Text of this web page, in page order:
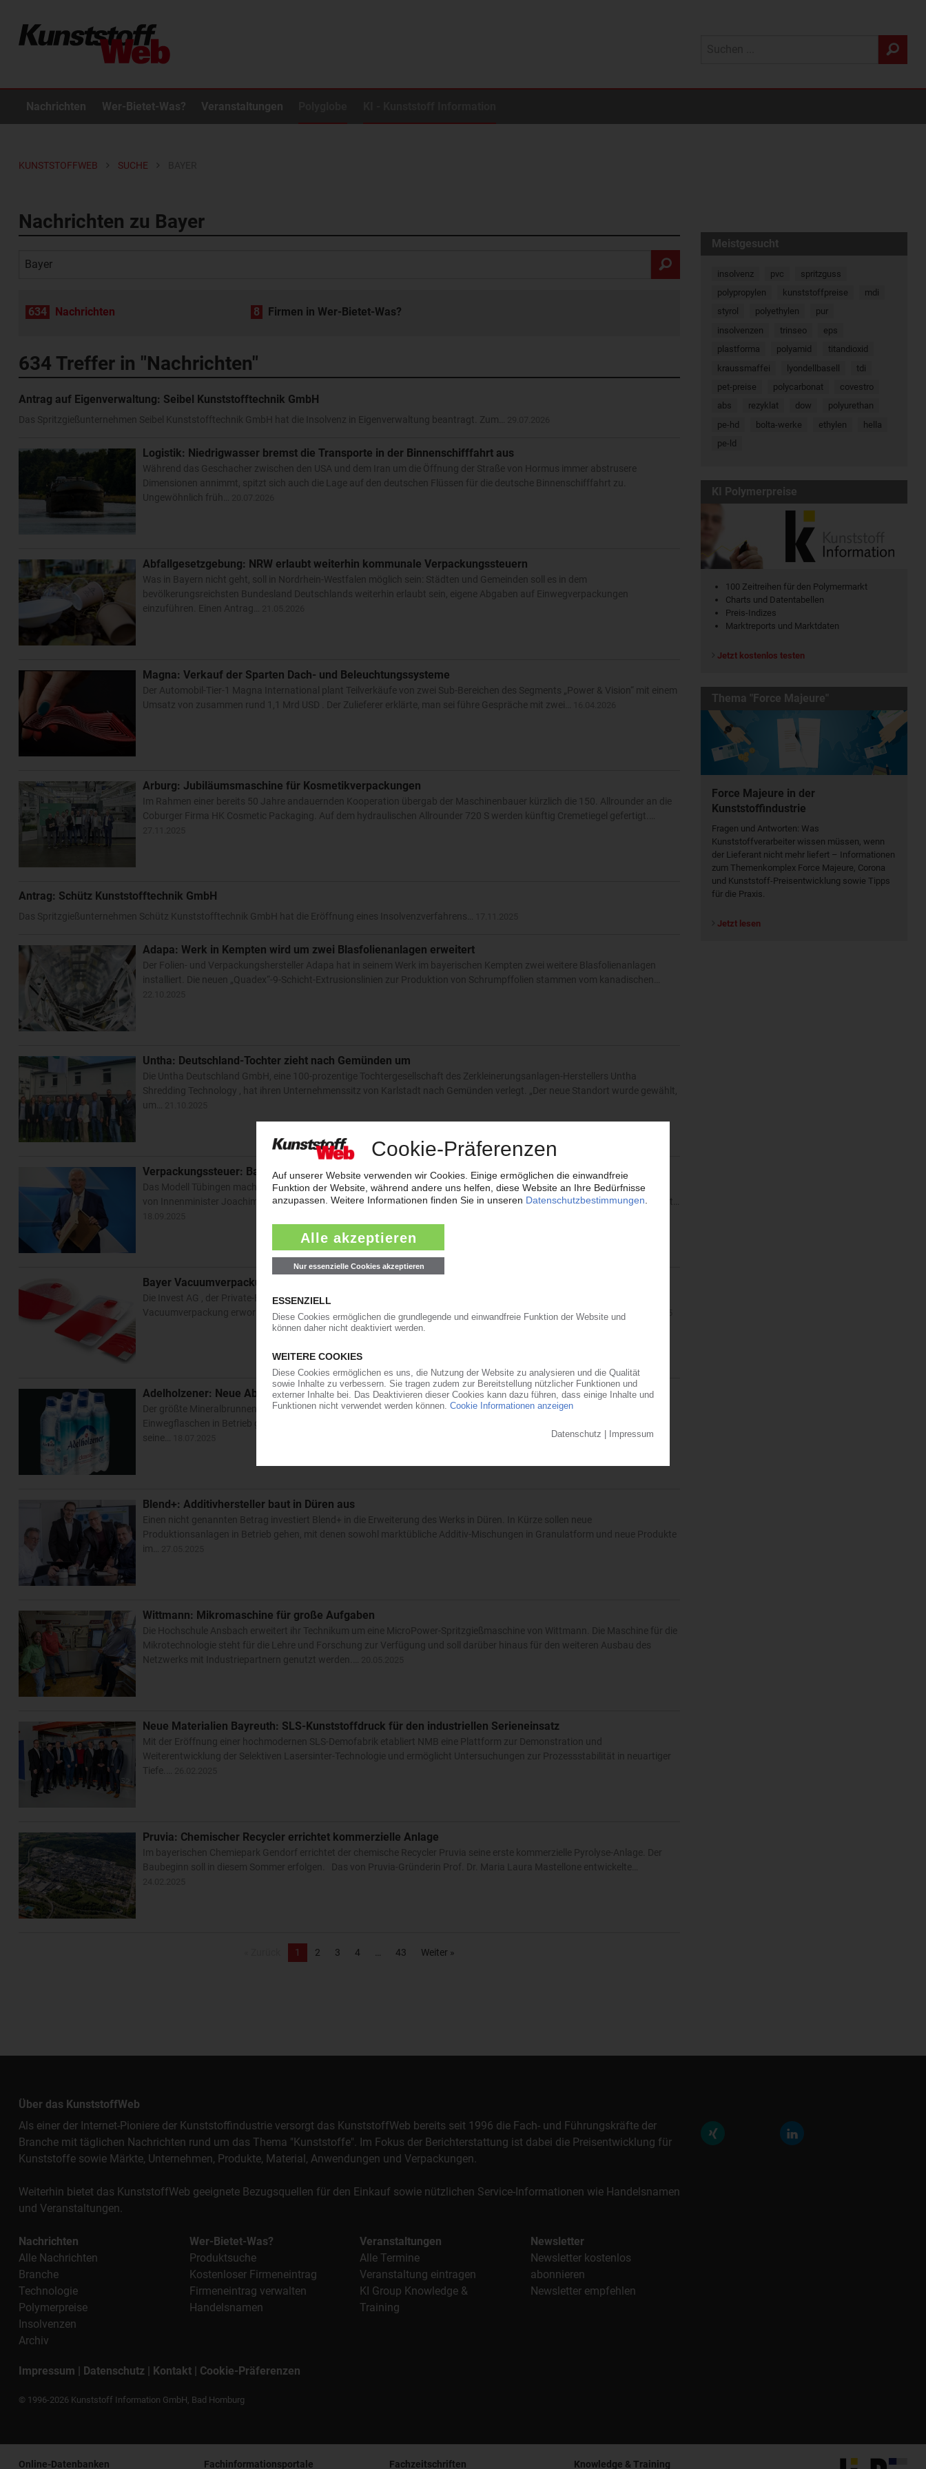
Nachrichten Wer-Bietet-Was? Veranstaltungen
KUNSTSTOFFWEB SUCHE
Nachrichten zu Bayer
634 Nachrichten 8 Firmen in Wer-Bietet-Was?
634 Treffer in "Nachrichten"
Antrag auf Eigenverwaltung: Seibel Kunststofftechnik GmbH
Das Spritzgießunternehmen Seibel Kunststofftechnik GmbH hat die Insolvenz in Eigenverwaltung beantragt. Zum…
Logistik: Niedrigwasser bremst die Transporte in der Binnenschifffahrt aus
Während das Geschacher zwischen den USA und dem Iran um die Öffnung der Straße von Hormus immer abstrusere
Dimensionen annimmt, spitzt sich auch die Lage auf den deutschen Flüssen für die deutsche Binnenschifffahrt zu.
Ungewöhnlich früh…
Abfallgesetzgebung: NRW erlaubt weiterhin kommunale Verpackungssteuern
Was in Bayern nicht geht, soll in Nordrhein-Westfalen möglich sein: Städten und Gemeinden soll es in dem
bevölkerungsreichsten Bundesland Deutschlands weiterhin erlaubt sein, eigene Abgaben auf Einwegverpackungen
einzuführen. Einen Antrag…
Magna: Verkauf der Sparten Dach- und Beleuchtungssysteme
Der Automobil-Tier-1 Magna International plant Teilverkäufe von zwei Sub-Bereichen des Segments „Power & Vision“ mit einem
Umsatz von zusammen rund 1,1 Mrd USD . Der Zulieferer erklärte, man sei führe Gespräche mit zwei…
Arburg: Jubiläumsmaschine für Kosmetikverpackungen
Im Rahmen einer bereits 50 Jahre andauernden Kooperation übergab der Maschinenbauer kürzlich die 150. Allrounder an die
Coburger Firma HK Cosmetic Packaging. Auf dem hydraulischen Allrounder 720 S werden künftig Cremetiegel gefertigt.…
Antrag: Schütz Kunststofftechnik GmbH
Das Spritzgießunternehmen Schütz Kunststofftechnik GmbH hat die Eröffnung eines Insolvenzverfahrens…
Adapa: Werk in Kempten wird um zwei Blasfolienanlagen erweitert
Der Folien- und Verpackungshersteller Adapa hat in seinem Werk im bayerischen Kempten zwei weitere Blasfolienanlagen
installiert. Die neuen „Quadex“-9-Schicht-Extrusionslinien zur Produktion von Schrumpffolien stammen vom kanadischen…
Untha: Deutschland-Tochter zieht nach Gemünden um
Die Untha Deutschland GmbH, eine 100-prozentige Tochtergesellschaft des Zerkleinerungsanlagen-Herstellers Untha
Shredding Technology , hat ihren Unternehmenssitz von Karlstadt nach Gemünden verlegt. „Der neue Standort wurde gewählt,
um…
Verpackungssteuer: Bayern verbietet Einführung
Das Modell Tübingen macht Schule, aber nicht in Bayern: Der dortige Ministerrat hat Anfang September 2025 auf Vorschlag
von Innenminister Joachim Herrmann beschlossen, kommunale Verpackungssteuern im Freistaat zu verbieten. Grundlage ist…
Bayer Vacuumverpackung: Private-Equity-Fonds beteiligt sich
Die Invest AG , der Private-Equity-Arm der Raiffeisenlandesbank Oberösterreich, hat eine Minderheitsbeteiligung an Bayer
Vacuumverpackung erworben. Bernd Bayer, Firmenchef in zweiter Generation und bisheriger Alleingesellschafter,…
Adelholzener: Neue Abfülllinie für Einweg-PET-Gebinde
Der größte Mineralbrunnen Bayerns, Adelholzener Alpenquellen , hat am 2. Juli 2025 eine neue Abfüllanlage für PET-
Einwegflaschen in Betrieb genommen. Mit der nunmehr zehnten Linie am Standort im Chiemgau erweitert das Unternehmen
seine…
Blend+: Additivhersteller baut in Düren aus
Einen nicht genannten Betrag investiert Blend+ in die Erweiterung des Werks in Düren. In Kürze sollen neue
Produktionsanlagen in Betrieb gehen, mit denen sowohl marktübliche Additiv-Mischungen in Granulatform und neue Produkte
im…
Wittmann: Mikromaschine für große Aufgaben
Die Hochschule Ansbach erweitert ihr Technikum um eine MicroPower-Spritzgießmaschine von Wittmann. Die Maschine für die
Mikrotechnologie steht für die Lehre und Forschung zur Verfügung und soll darüber hinaus für den weiteren Ausbau des
Netzwerks mit Industriepartnern genutzt werden.…
Neue Materialien Bayreuth: SLS-Kunststoffdruck für den industriellen Serieneinsatz
Mit der Eröffnung einer hochmodernen SLS-Demofabrik etabliert NMB eine Plattform zur Demonstration und
Weiterentwicklung der Selektiven Lasersinter-Technologie und ermöglicht Untersuchungen zur Prozessstabilität in neuartiger
Tiefe.…
Pruvia: Chemischer Recycler errichtet kommerzielle Anlage
Im bayerischen Chemiepark Gendorf errichtet der chemische Recycler Pruvia seine erste kommerzielle Pyrolyse-Anlage. Der
Baubeginn soll in diesem Sommer erfolgen. Das von Pruvia-Gründerin Prof. Dr. Maria Laura Mastellone entwickelte…
1 2 3 4 43 Weiter »
Meistgesucht
insolvenz pvc
spritzguss
polypropylen
kunststoffpreise
mdi
styrol
polyethylen
pur
insolvenzen
trinseo
eps
plastforma
polyamid
titandioxid
kraussmaffei
lyondellbasell
tdi
pet-preise
polycarbonat
covestro
abs
rezyklat dow
polyurethan
pe-hd
bolta-werke ethylen
hella
pe-ld
KI Polymerpreise
100 Zeitreihen für den Polymermarkt
Charts und Datentabellen
Preis-Indizes
Marktreports und Marktdaten
Jetzt kostenlos testen
Thema "Force Majeure"
Force Majeure in der
Kunststoffindustrie
Fragen und Antworten: Was
Kunst­stoff­verarbeiter wissen müssen, wenn
der Lieferant nicht mehr liefert – Informationen
zum Themenkomplex Force Majeure, Corona
und Kunststoff-Preisentwicklung sowie Tipps
für die Praxis.
Jetzt lesen
Über das KunststoffWeb
Als einer der Internet-Pioniere der Kunststoffindustrie versorgt das KunststoffWeb bereits seit 1996 die Fach- und Führungskräfte der
Branche mit täglichen Nachrichten rund um das Thema "Kunststoffe". Im Fokus der Berichterstattung ist dabei die Preisentwicklung für
Kunststoffe sowie Märkte, Unternehmen, Produkte, Material, Anwendungen und Verpackungen.
Weiterhin bietet das KunststoffWeb geeignete Bezugsquellen für den Einkauf sowie nützlichen Service-Informationen wie Handelsnamen
und Veranstaltungen.
Nachrichten
Alle Nachrichten
Branche
Technologie
Polymerpreise
Insolvenzen
Archiv
Wer-Bietet-Was?
Produktsuche
Kostenloser Firmeneintrag
Firmeneintrag verwalten
Handelsnamen
Veranstaltungen
Alle Termine
Veranstaltung eintragen
KI Group Knowledge &
Training
Newsletter
Newsletter kostenlos
abonnieren
Newsletter empfehlen
Impressum | Datenschutz | Kontakt | Cookie-Präferenzen
© 1996-2026 Kunststoff Information GmbH, Bad Homburg
Online-Datenbanken Fachinformationsportale Fachzeitschriften Knowledge & Training